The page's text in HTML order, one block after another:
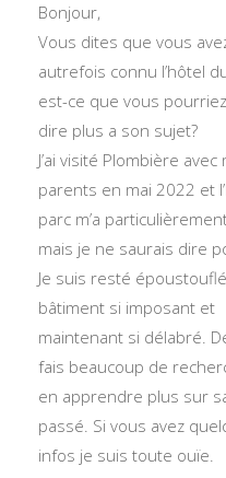
Bonjour,
Vous dites que vous
autrefois connu l’hôtel
est-ce que vous pourriez
dire plus a son sujet?
J’ai visité Plombière avec
parents en mai 2022 et
parc m’a
mais je ne saurais dire
Je suis resté
bâtiment si imposant et
maintenant si délabré.
fais beaucoup de
en apprendre plus sur
passé. Si vous avez
infos je suis toute ouïe.